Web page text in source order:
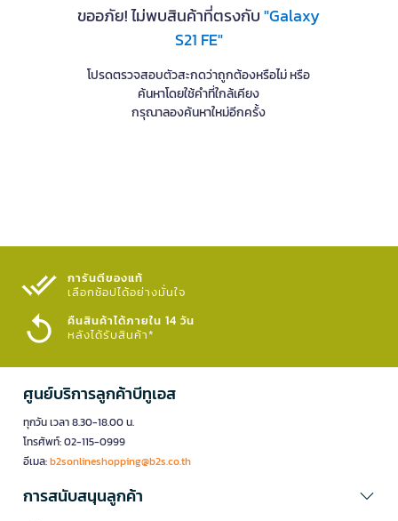
ขออภัย! ไม่พบสินค้าที่ตรงกับ"Galaxy
S21 FE"
โปรดตรวจสอบตัวสะกดว่าถูกต้องหรือไม่ หรือ
ค้นหาโดยใช้คำที่ใกล้เคียง
กรุณาลองค้นหาใหม่อีกครั้ง
การันตีของแท้
เลือกช้อปได้อย่างมั่นใจ​
คืนสินค้าได้ภายใน 14 วัน
หลังได้รับสินค้า*
ศูนย์บริการลูกค้าบีทูเอส
ทุกวัน เวลา 8.30-18.00 น.
โทรศัพท์: 02-115-0999
อีเมล:b2sonlineshopping@b2s.co.th
การสนับสนุนลูกค้า